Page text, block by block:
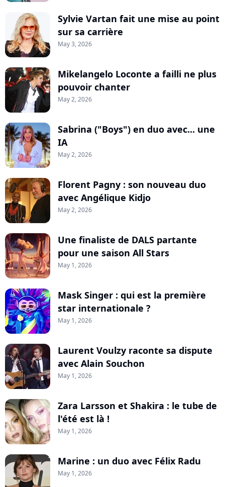
Sylvie Vartan fait une mise au point
sur sa carrière
May 3, 2026
Mikelangelo Loconte a failli ne plus
pouvoir chanter
May 2, 2026
Sabrina ("Boys") en duo avec... une
IA
May 2, 2026
Florent Pagny : son nouveau duo
avec Angélique Kidjo
May 2, 2026
Une finaliste de DALS partante
pour une saison All Stars
May 1, 2026
Mask Singer : qui est la première
star internationale ?
May 1, 2026
Laurent Voulzy raconte sa dispute
avec Alain Souchon
May 1, 2026
Zara Larsson et Shakira : le tube de
l'été est là !
May 1, 2026
Marine : un duo avec Félix Radu
May 1, 2026